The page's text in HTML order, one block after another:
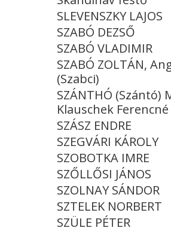
SLEVENSZKY LAJOS
SZABÓ DEZSŐ
SZABÓ VLADIMIR
SZABÓ ZOLTÁN,
(Szabci)
SZÁNTHÓ (Szántó)
Klauschek Ferencné
SZÁSZ ENDRE
SZEGVÁRI KÁROLY
SZOBOTKA IMRE
SZŐLLŐSI JÁNOS
SZOLNAY SÁNDOR
SZTELEK NORBERT
SZÜLE PÉTER